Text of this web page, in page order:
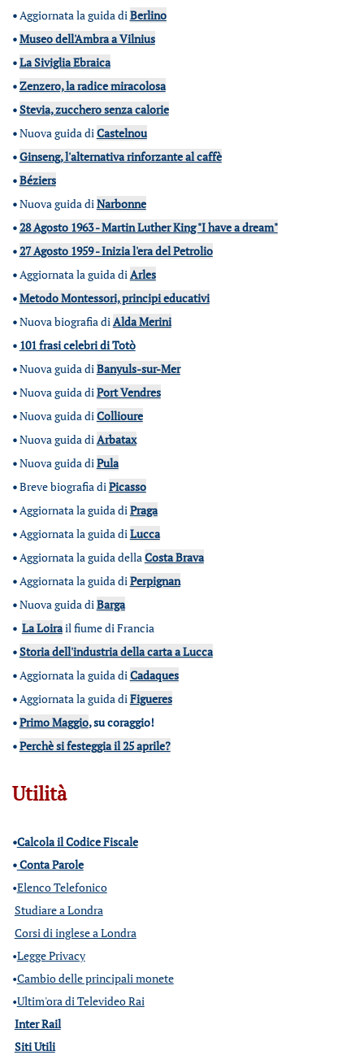
•Aggiornata la guida diBerlino
•Museo dell'Ambra a Vilnius
•La Siviglia Ebraica
•Zenzero, la radice miracolosa
•Stevia, zucchero senza calorie
•Nuova guida diCastelnou
•Ginseng, l'alternativa rinforzante al caffè
•Béziers
•Nuova guida diNarbonne
•28 Agosto 1963 - Martin Luther King "I have a dream"
•27 Agosto 1959 - Inizia l'era del Petrolio
•Aggiornata la guida diArles
•Metodo Montessori, principi educativi
•Nuova biografia diAlda Merini
• 101 frasi celebri di Totò
•Nuova guida diBanyuls-sur-Mer
•Nuova guida diPort Vendres
•Nuova guida diCollioure
•Nuova guida diArbatax
•Nuova guida diPula
•Breve biografia diPicasso
•Aggiornata la guida diPraga
•Aggiornata la guida diLucca
•Aggiornata la guida dellaCosta Brava
•Aggiornata la guida diPerpignan
•Nuova guida diBarga
• La Loirail fiume di Francia
•Storia dell'industria della carta a Lucca
•Aggiornata la guida diCadaques
•Aggiornata la guida diFigueres
•Primo Maggio, su coraggio!
•Perchè si festeggia il 25 aprile?
Utilità
•Calcola il Codice Fiscale
•Conta Parole
•Elenco Telefonico
Studiare a Londra
Corsi di inglese a Londra
•Legge Privacy
•Cambio delle principali monete
•Ultim'ora di Televideo Rai
Inter Rail
Siti Utili